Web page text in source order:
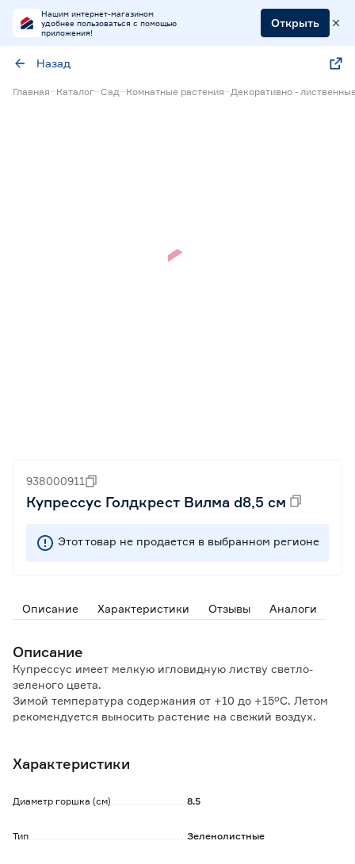
Нашим интернет-магазином
удобнее пользоваться с помощью
приложения!
Открыть
Назад
Главная Каталог Сад Комнатные растения Декоративно -
938000911
Купрессус Голдкрест Вилма d8,5 см
Этот товар не продается в выбранном регионе
Описание Характеристики Отзывы Аналоги
Описание
Купрессус имеет мелкую игловидную листву светло-
зеленого цвета.
Зимой температура содержания от +10 до +15°C. Летом
рекомендуется выносить растение на свежий воздух.
При низкой влажности воздуха необходимо
При переизбытке солнечного света может получить ожог
удобрением для хвойных культур.
Характеристики
Диаметр горшка (см) 8.5
Тип Зеленолистные